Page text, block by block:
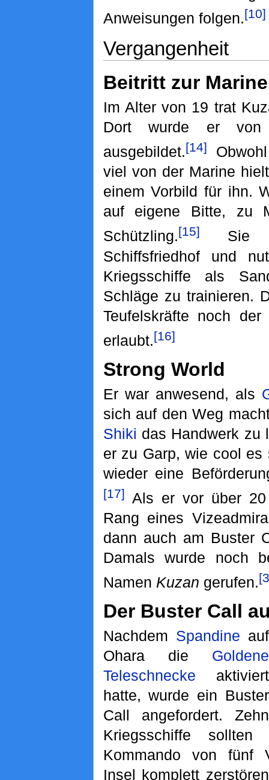
Anweisungen folgen.[10]
Vergangenheit
Beitritt zur Marine
Im Alter von 19 trat
Dort wurde er
ausgebildet.[14]
viel von der Marine
einem Vorbild für ihn.
auf eigene Bitte, zu
Schützling.[15]
Sie
Schiffsfriedhof und
Kriegsschiffe als
Schläge zu trainieren.
Teufelskräfte noch
erlaubt.[16]
Strong World
Er war anwesend, als
sich auf den Weg
Shiki das Handwerk zu
er zu Garp, wie cool
wieder eine
[17] Als er vor über
Rang eines
dann auch am Buster
Damals wurde noch
Namen Kuzan gerufen.
Der Buster Call
Nachdem Spandine auf
Ohara die Goldene
Teleschnecke aktiviert
hatte, wurde ein Buster
Call angefordert. Zehn
Kriegsschiffe
Kommando von fünf
Insel komplett